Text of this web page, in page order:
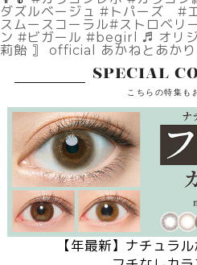
ダズルベージュ #トパーズ #
スムースコーラル#ストロベリ
ン #ビガール #begirl
♬ オリ
莉飴 〛 official あかねとあかり
SPECIAL
こちらの特集も
【 年最新】ナチュラル